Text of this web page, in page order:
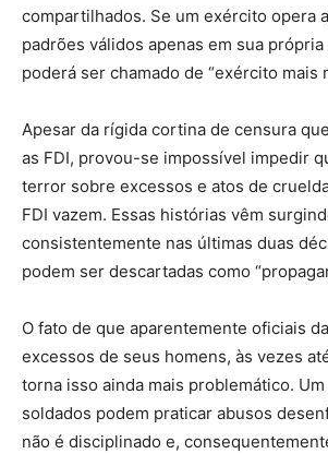
compartilhados. Se um exército opera
padrões válidos apenas em sua
poderá ser chamado de “exército mais
Apesar da rígida cortina de censura
as FDI, provou-se impossível impedir
terror sobre excessos e atos de
FDI vazem. Essas histórias vêm
consistentemente nas últimas duas
podem ser descartadas como
O fato de que aparentemente oficiais
excessos de seus homens, às vezes
torna isso ainda mais problemático.
soldados podem praticar abusos
não é disciplinado e,